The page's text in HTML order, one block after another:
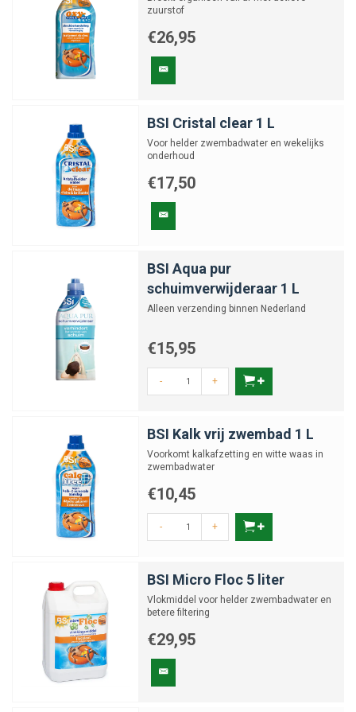
zuurstof
€26,95
BSI Cristal clear 1 L
Voor helder zwembadwater en wekelijks
onderhoud
€17,50
BSI Aqua pur
schuimverwijderaar 1 L
Alleen verzending binnen Nederland
€15,95
- +
BSI Kalk vrij zwembad 1 L
Voorkomt kalkafzetting en witte waas in
zwembadwater
€10,45
- +
BSI Micro Floc 5 liter
Vlokmiddel voor helder zwembadwater en
betere filtering
€29,95